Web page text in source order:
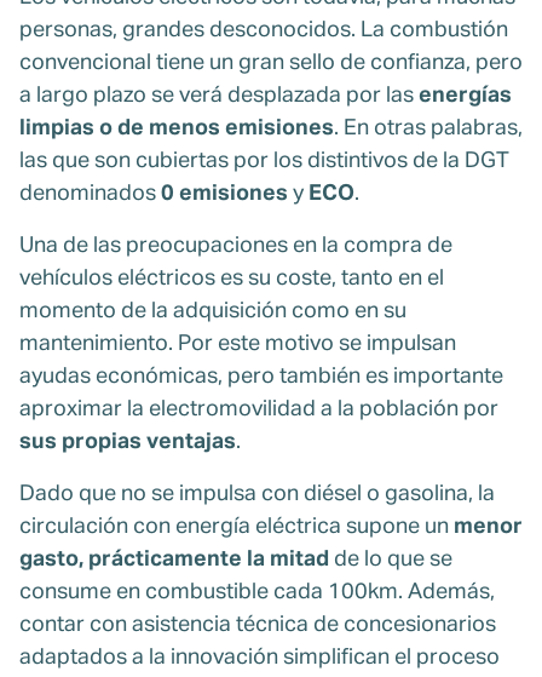
personas, grandes desconocidos. La combustión
convencional tiene un gran sello de confianza, pero
a largo plazo se verá desplazada por las energías
limpias o de menos emisiones. En otras palabras,
las que son cubiertas por los distintivos de la DGT
denominados 0 emisiones y ECO.
Una de las preocupaciones en la compra de
vehículos eléctricos es su coste, tanto en el
momento de la adquisición como en su
mantenimiento. Por este motivo se impulsan
ayudas económicas, pero también es importante
aproximar la electromovilidad a la población por
sus propias ventajas.
Dado que no se impulsa con diésel o gasolina, la
circulación con energía eléctrica supone un menor
gasto, prácticamente la mitad de lo que se
consume en combustible cada 100km. Además,
contar con asistencia técnica de concesionarios
adaptados a la innovación simplifican el proceso